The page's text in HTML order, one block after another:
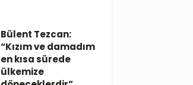
Bülent Tezcan:
“Kızım ve damadım
en kısa sürede
ülkemize